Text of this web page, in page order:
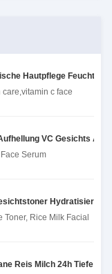
Hautpflege
c face
VC Gesichts
Serum
Toner, Rice Milk Facial
Reis Milch 24h Tiefe